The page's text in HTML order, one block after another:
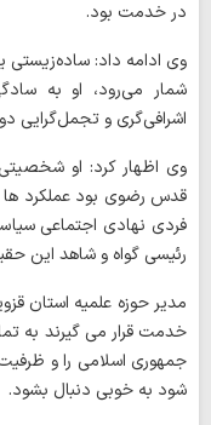
در خدمت بود.
وی ادامه داد: ساده‌زیستی
شمار می‌رود، او به
اشرافی‌گری و تجمل‌گرایی
وی اظهار کرد: او
قدس رضوی بود عملکرد ها و
فردی نهادی اجتماعی
رئیسی گواه و شاهد این
مدیر حوزه علمیه استان
خدمت قرار می گیرند به
جمهوری اسلامی را و
شود به خوبی دنبال بشود.